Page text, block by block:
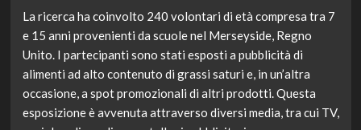
La ricerca ha coinvolto 240 volontari di età compresa tra 7
e 15 anni provenienti da scuole nel Merseyside, Regno
Unito. I partecipanti sono stati esposti a pubblicità di
alimenti ad alto contenuto di grassi saturi e, in un’altra
occasione, a spot promozionali di altri prodotti. Questa
esposizione è avvenuta attraverso diversi media, tra cui TV,